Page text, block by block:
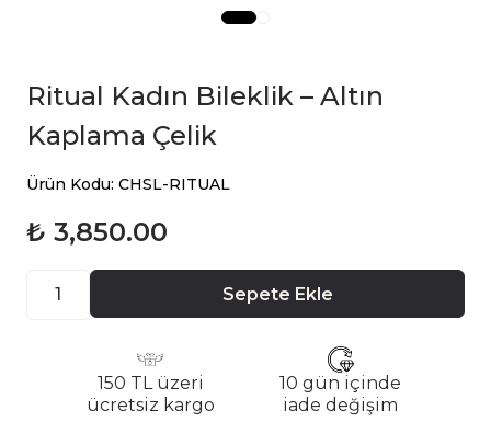
Ritual Kadın Bileklik – Altın
Kaplama Çelik
Ürün Kodu: CHSL-RITUAL
₺ 3,850.00
Sepete Ekle
150 TL üzeri
ücretsiz kargo
10 gün içinde
iade değişim